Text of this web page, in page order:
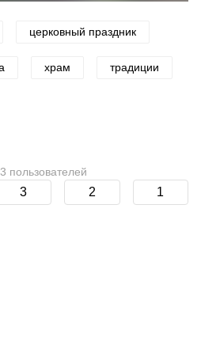
церковный праздник
храм традиции
3 пользователей
3 2 1